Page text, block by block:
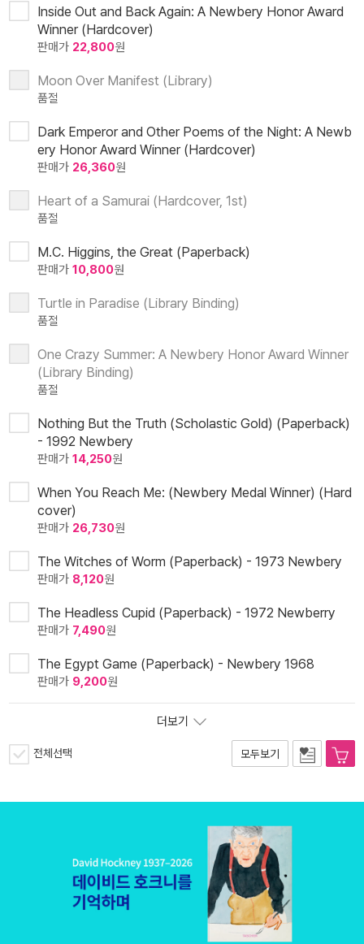
Inside Out and Back Again: A Newbery Honor Award
Winner (Hardcover)
판매가 22,800원
Moon Over Manifest (Library)
품절
Dark Emperor and Other Poems of the Night: A Newb
ery Honor Award Winner (Hardcover)
판매가 26,360원
Heart of a Samurai (Hardcover, 1st)
품절
M.C. Higgins, the Great (Paperback)
판매가 10,800원
Turtle in Paradise (Library Binding)
품절
One Crazy Summer: A Newbery Honor Award Winner
(Library Binding)
품절
Nothing But the Truth (Scholastic Gold) (Paperback)
- 1992 Newbery
판매가 14,250원
When You Reach Me: (Newbery Medal Winner) (Hard
cover)
판매가 26,730원
The Witches of Worm (Paperback) - 1973 Newbery
판매가 8,120원
The Headless Cupid (Paperback) - 1972 Newberry
판매가 7,490원
The Egypt Game (Paperback) - Newbery 1968
판매가 9,200원
더보기
전체선택 모두보기